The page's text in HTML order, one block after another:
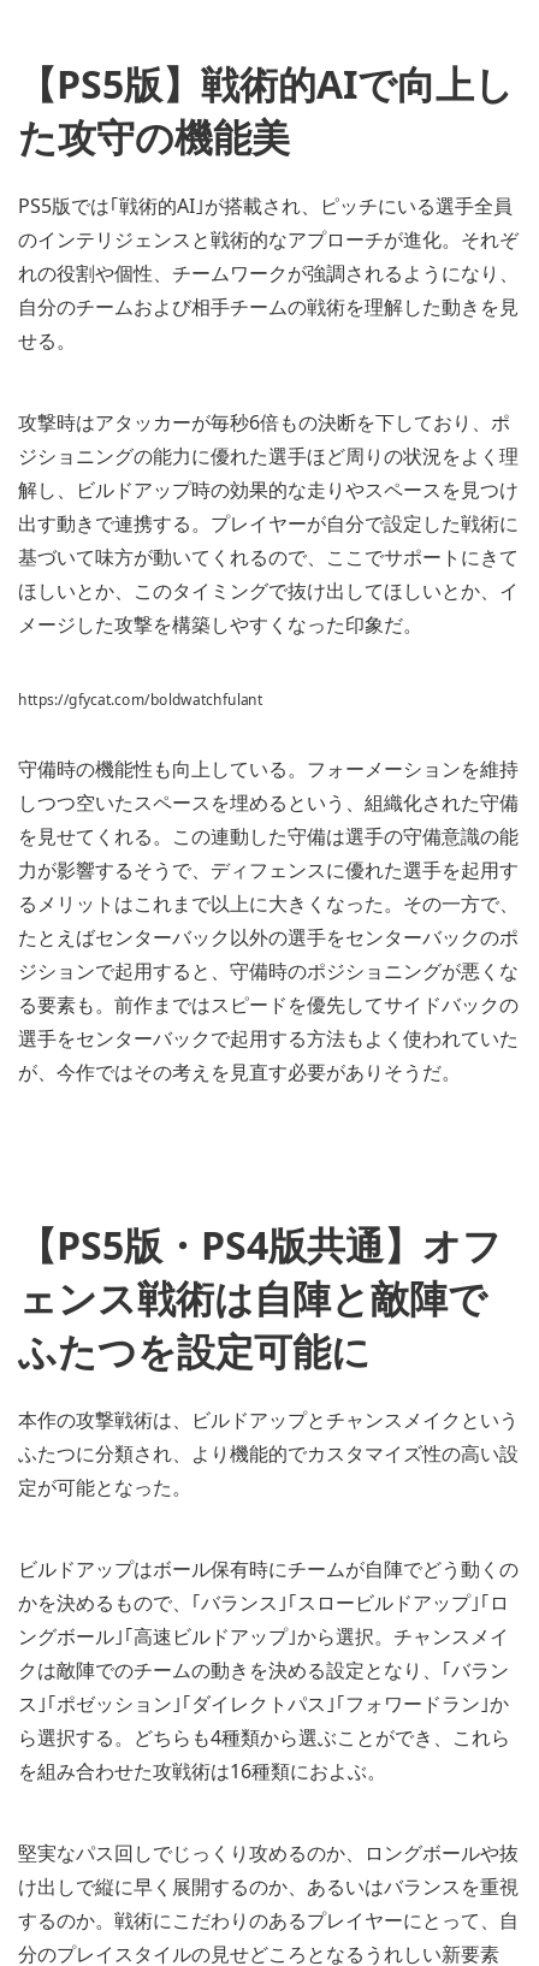
【PS5版】戦術的AIで向上し
た攻守の機能美
PS5版では｢戦術的AI｣が搭載され、ピッチにいる選手全員
のインテリジェンスと戦術的なアプローチが進化。それぞ
れの役割や個性、チームワークが強調されるようになり、
自分のチームおよび相手チームの戦術を理解した動きを見
せる。
攻撃時はアタッカーが毎秒6倍もの決断を下しており、ポ
ジショニングの能力に優れた選手ほど周りの状況をよく理
解し、ビルドアップ時の効果的な走りやスペースを見つけ
出す動きで連携する。プレイヤーが自分で設定した戦術に
基づいて味方が動いてくれるので、ここでサポートにきて
ほしいとか、このタイミングで抜け出してほしいとか、イ
メージした攻撃を構築しやすくなった印象だ。
https://gfycat.com/boldwatchfulant
守備時の機能性も向上している。フォーメーションを維持
しつつ空いたスペースを埋めるという、組織化された守備
を見せてくれる。この連動した守備は選手の守備意識の能
力が影響するそうで、ディフェンスに優れた選手を起用す
るメリットはこれまで以上に大きくなった。その一方で、
たとえばセンターバック以外の選手をセンターバックのポ
ジションで起用すると、守備時のポジショニングが悪くな
る要素も。前作まではスピードを優先してサイドバックの
選手をセンターバックで起用する方法もよく使われていた
が、今作ではその考えを見直す必要がありそうだ。
【PS5版・PS4版共通】オフ
ェンス戦術は自陣と敵陣で
ふたつを設定可能に
本作の攻撃戦術は、ビルドアップとチャンスメイクという
ふたつに分類され、より機能的でカスタマイズ性の高い設
定が可能となった。
ビルドアップはボール保有時にチームが自陣でどう動くの
かを決めるもので、｢バランス｣｢スロービルドアップ｣｢ロ
ングボール｣｢高速ビルドアップ｣から選択。チャンスメイ
クは敵陣でのチームの動きを決める設定となり、｢バラン
ス｣｢ポゼッション｣｢ダイレクトパス｣｢フォワードラン｣か
ら選択する。どちらも4種類から選ぶことができ、これら
を組み合わせた攻戦術は16種類におよぶ。
堅実なパス回しでじっくり攻めるのか、ロングボールや抜
け出しで縦に早く展開するのか、あるいはバランスを重視
するのか。戦術にこだわりのあるプレイヤーにとって、自
分のプレイスタイルの見せどころとなるうれしい新要素